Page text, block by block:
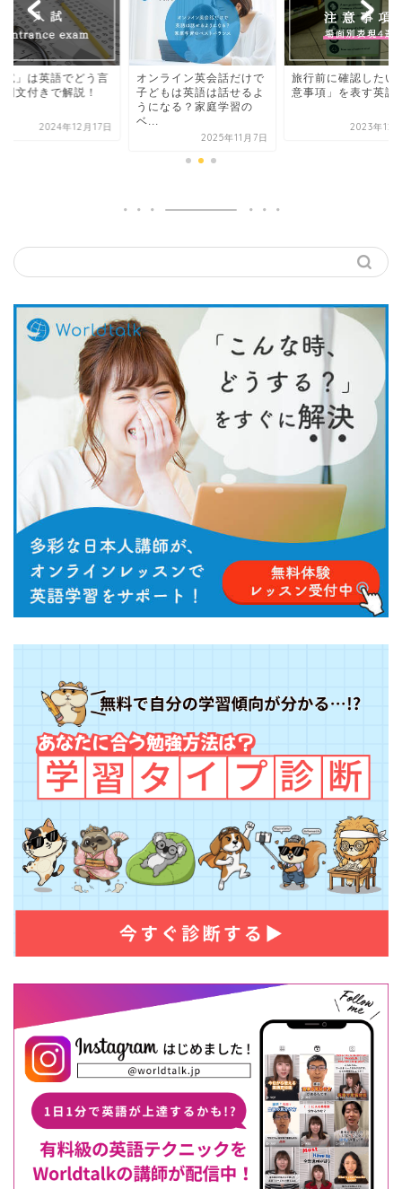
試」は英語でどう言
例文付きで解説！
2024年12月17日
オンライン英会話だけで
子どもは英語は話せるよ
うになる？家庭学習の
ベ...
2025年11月7日
旅行前に確認したい
意事項」を表す英語
2023年12